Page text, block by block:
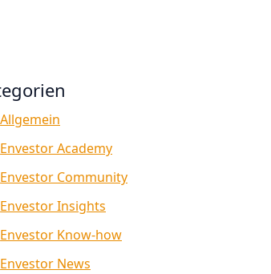
Allgemein
Envestor Academy
Envestor Community
Envestor Insights
Envestor Know-how
Envestor News